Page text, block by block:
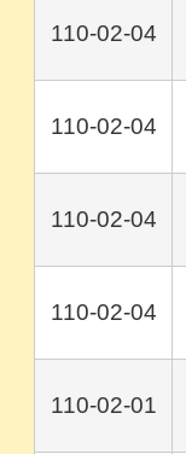
110-02-04
110-02-04
110-02-04
110-02-04
110-02-01